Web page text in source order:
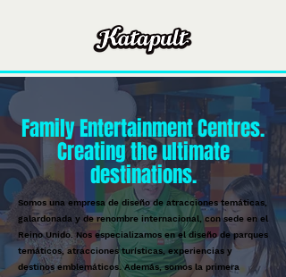
Family Entertainment Centres.
Creating the ultimate
destinations.
Somos una empresa de diseño de atracciones temáticas,
galardonada y de renombre internacional, con sede en el
Reino Unido. Nos especializamos en el diseño de parques
temáticos, atracciones turísticas, experiencias y
destinos emblemáticos. Además, somos la primera